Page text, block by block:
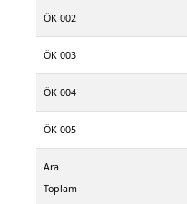
ÖK 002
ÖK 003
ÖK 004
ÖK 005
Ara
Toplam